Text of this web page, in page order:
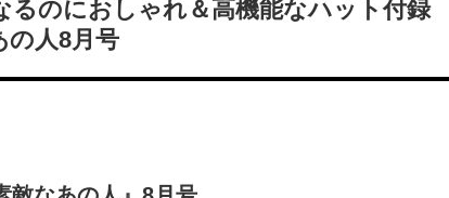
のにおしゃれ＆高機能なハット付録
の人8月号